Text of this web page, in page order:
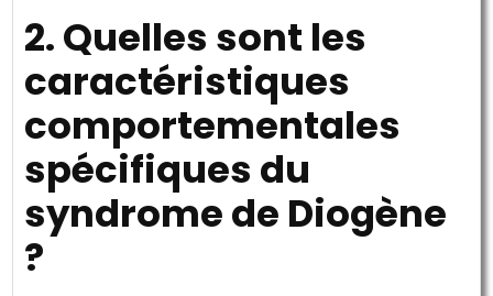
2. Quelles sont les
caractéristiques
comportementales
spécifiques du
syndrome de Diogène
?